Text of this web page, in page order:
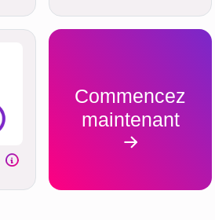
Commencez
maintenant